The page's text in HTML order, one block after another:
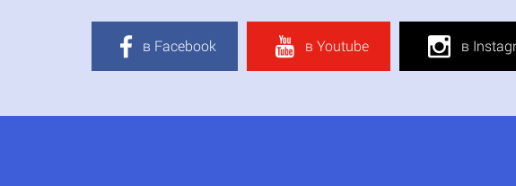
в Facebook в Youtube в